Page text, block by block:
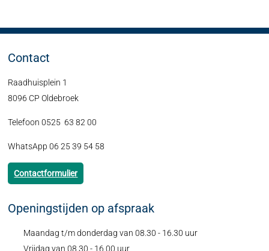
Contact
Raadhuisplein 1
8096 CP Oldebroek
Telefoon 0525 63 82 00
WhatsApp 06 25 39 54 58
Contactformulier
Openingstijden op afspraak
Maandag t/m donderdag van 08.30 - 16.30 uur
Vrijdag van 08.30 - 16.00 uur